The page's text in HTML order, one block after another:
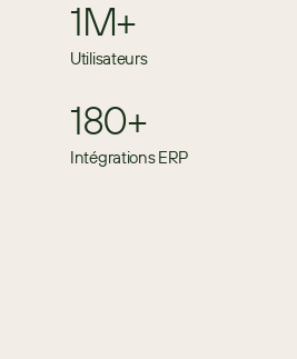
1M+
Utilisateurs
180+
Intégrations ERP